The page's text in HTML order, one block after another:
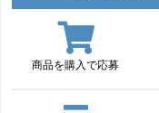
商品を購入で応募